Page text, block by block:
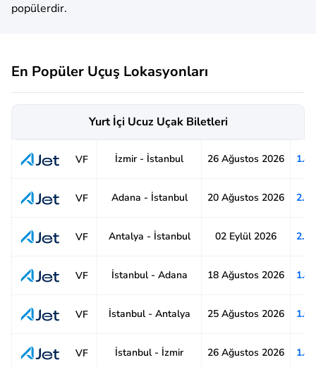
popülerdir.
En Popüler Uçuş Lokasyonları
Yurt İçi Ucuz Uçak Biletleri
VF İzmir - İstanbul 26 Ağustos 2026
VF Adana - İstanbul 20 Ağustos 2026
VF Antalya - İstanbul 02 Eylül 2026
VF İstanbul - Adana 18 Ağustos 2026
VF İstanbul - Antalya 25 Ağustos 2026
VF İstanbul - İzmir 26 Ağustos 2026